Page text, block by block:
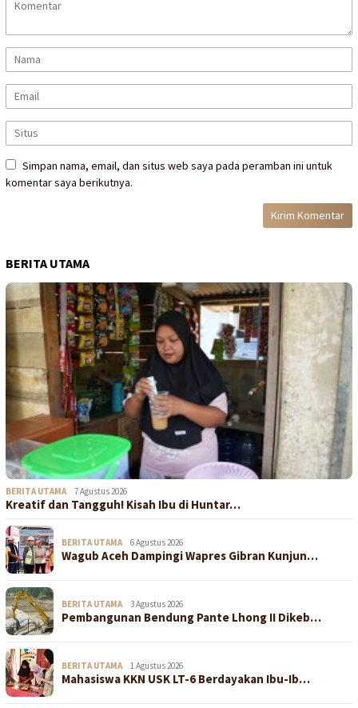
Simpan nama, email, dan situs web saya pada peramban ini untuk
komentar saya berikutnya.
BERITA UTAMA
BERITA UTAMA 7 Agustus 2026
Kreatif dan Tangguh! Kisah Ibu di Huntar…
BERITA UTAMA 6 Agustus 2026
Wagub Aceh Dampingi Wapres Gibran Kunjun…
BERITA UTAMA 3 Agustus 2026
Pembangunan Bendung Pante Lhong II Dikeb…
BERITA UTAMA 1 Agustus 2026
Mahasiswa KKN USK LT-6 Berdayakan Ibu-Ib…